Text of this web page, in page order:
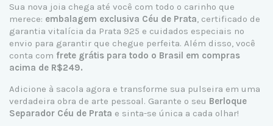
Sua nova joia chega até você com todo o carinho que
merece: embalagem exclusiva Céu de Prata , certificado de
garantia vitalícia da Prata 925 e cuidados especiais no
envio para garantir que chegue perfeita. Além disso, você
conta com frete grátis para todo o Brasil em compras
acima de R$249.
Adicione à sacola agora e transforme sua pulseira em uma
verdadeira obra de arte pessoal. Garante o seu Berloque
Separador Céu de Prata e sinta-se única a cada olhar!